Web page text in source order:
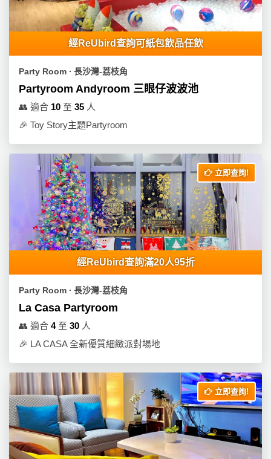
即
煮
會
及
拍
場
新
奇
樂
體
驗
手
作
工
作
坊
經ReUbird查詢可紙包飲品任飲
Party Room ∙ 長沙灣-荔枝角
Partyroom Andyroom 三眼仔波波池
👥 適合 10 至 35 人
🎉 Toy Story主題Partyroom
立即查詢!
經ReUbird查詢滿20人95折
Party Room ∙ 長沙灣-荔枝角
La Casa Partyroom
👥 適合 4至 30 人
🎉 LA CASA 全新優質細緻派對場地
立即查詢!